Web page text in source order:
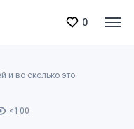
0
и во сколько это
<100